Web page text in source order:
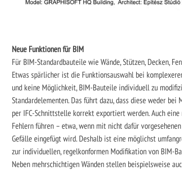
Neue Funktionen für BIM
Für BIM-Standardbauteile wie Wände, Stützen, Decken,
Etwas spärlicher ist die Funktionsauswahl bei
und keine Möglichkeit, BIM-Bauteile individuell zu
Standardelementen. Das führt dazu, dass diese weder
per IFC-Schnittstelle korrekt exportiert werden. Auch
Fehlern führen – etwa, wenn mit nicht dafür
Gefälle eingefügt wird. Deshalb ist eine möglichst
zur individuellen, regelkonformen Modifikation von BIM-
Neben mehrschichtigen Wänden stellen beispielsweise